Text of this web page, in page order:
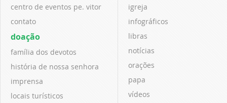
centro de eventos pe. vitor
contato
doação
família dos devotos
história de nossa senhora
imprensa
locais turísticos
igreja
infográficos
libras
notícias
orações
papa
vídeos